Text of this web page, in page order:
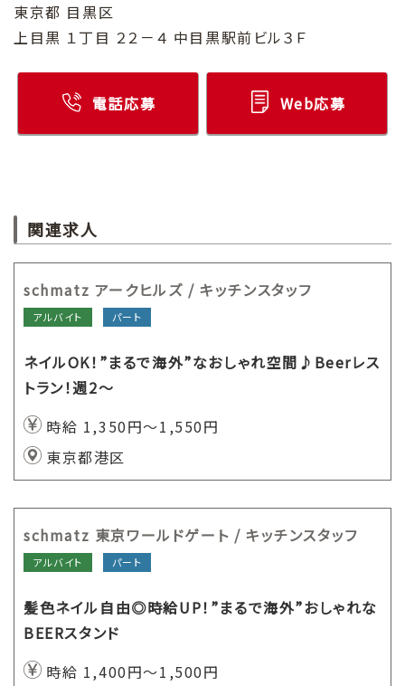
東京都 目黒区
上目黒 １丁目 ２２－４ 中目黒駅前ビル３Ｆ
電話応募 Web応募
関連求人
schmatz アークヒルズ / キッチンスタッフ
アルバイト パート
ネイルOK！”まるで海外”なおしゃれ空間♪Beerレス
トラン！週2～
時給 1,350円～1,550円
東京都港区
schmatz 東京ワールドゲート / キッチンスタッフ
アルバイト パート
髪色ネイル自由◎時給UP！”まるで海外”おしゃれな
BEERスタンド
時給 1,400円～1,500円